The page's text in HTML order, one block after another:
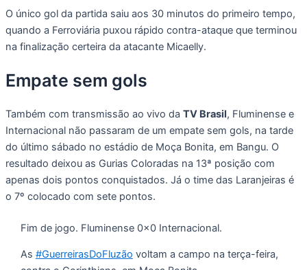
O único gol da partida saiu aos 30 minutos do primeiro tempo,
quando a Ferroviária puxou rápido contra-ataque que terminou
na finalização certeira da atacante Micaelly.
Empate sem gols
Também com transmissão ao vivo da TV Brasil, Fluminense e
Internacional não passaram de um empate sem gols, na tarde
do último sábado no estádio de Moça Bonita, em Bangu. O
resultado deixou as Gurias Coloradas na 13ª posição com
apenas dois pontos conquistados. Já o time das Laranjeiras é
o 7º colocado com sete pontos.
Fim de jogo. Fluminense 0x0 Internacional.
As #GuerreirasDoFluzão voltam a campo na terça-feira,